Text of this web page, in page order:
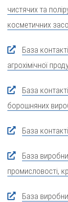
чистячих та
косметичних
База
агрохімічної
База
борошняних
База
База
промисловості,
База